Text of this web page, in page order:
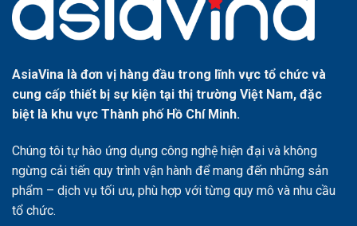
AsiaVina là đơn vị hàng đầu trong lĩnh vực tổ chức và
cung cấp thiết bị sự kiện tại thị trường Việt Nam, đặc
biệt là khu vực Thành phố Hồ Chí Minh.
Chúng tôi tự hào ứng dụng công nghệ hiện đại và không
ngừng cải tiến quy trình vận hành để mang đến những sản
phẩm – dịch vụ tối ưu, phù hợp với từng quy mô và nhu cầu
tổ chức.